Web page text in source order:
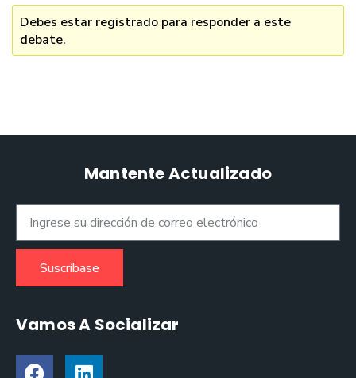
Debes estar registrado para responder a este
debate.
Mantente Actualizado
Suscríbase
Vamos A Socializar